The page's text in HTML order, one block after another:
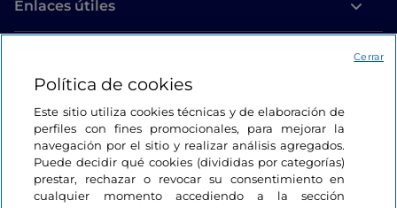
Enlaces útiles
Estamos en contacto
Política de cookies
Este sitio utiliza cookies técnicas y de elaboración de
perfiles con fines promocionales, para mejorar la
navegación por el sitio y realizar análisis agregados.
Puede decidir qué cookies (divididas por categorías)
prestar, rechazar o revocar su consentimiento en
cualquier momento accediendo a la sección
Cerrar